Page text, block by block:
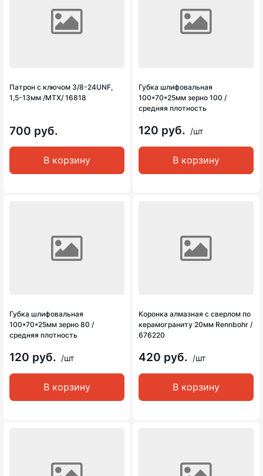
Патрон с ключом 3/8-24UNF,
1,5-13мм /MTX/ 16818
700 руб.
В корзину
Губка шлифовальная
100*70*25мм зерно 100 /
средняя плотность
120 руб. /шт
В корзину
Губка шлифовальная
100*70*25мм зерно 80 /
средняя плотность
120 руб. /шт
В корзину
Коронка алмазная с сверлом по
керамограниту 20мм Rennbohr /
676220
420 руб. /шт
В корзину